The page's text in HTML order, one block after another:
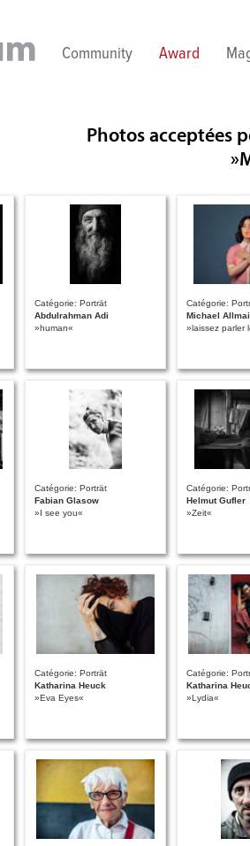
Community Award
Photos acceptées
Catégorie: Porträt
Abdulrahman Adi
»human«
Catégorie:
Michael
»laissez parler
Catégorie: Porträt
Fabian Glasow
»I see you«
Catégorie:
Helmut Gufler
»Zeit«
Catégorie: Porträt
Katharina Heuck
»Eva Eyes«
Catégorie:
Katharina
»Lydia«